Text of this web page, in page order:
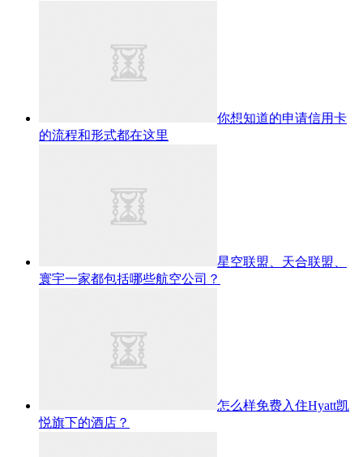
你想知道的申请信用卡
的流程和形式都在这里
星空联盟、天合联盟、
寰宇一家都包括哪些航空公司？
怎么样免费入住Hyatt凯
悦旗下的酒店？